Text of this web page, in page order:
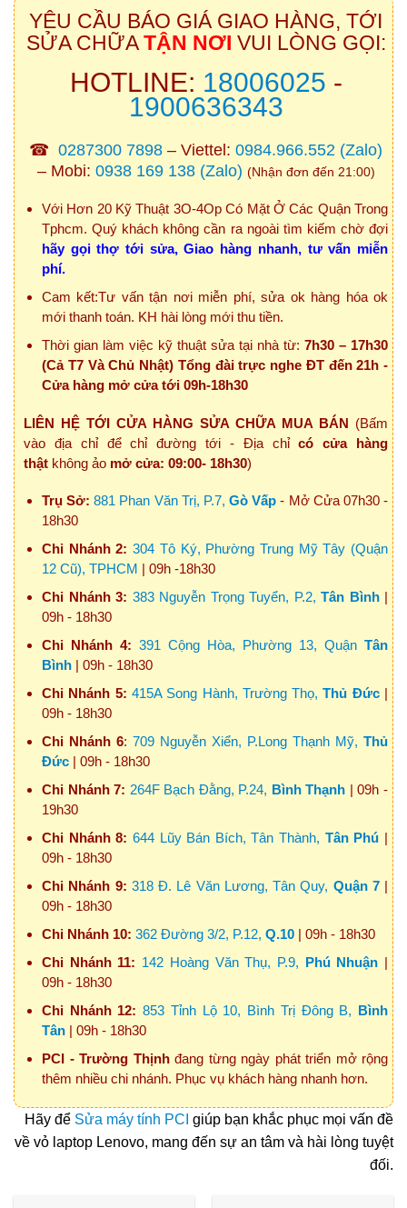
YÊU CẦU BÁO GIÁ GIAO HÀNG, TỚI
SỬA CHỮA TẬN NƠI VUI LÒNG GỌI:
HOTLINE: 18006025 -
1900636343
☎ 0287300 7898 – Viettel: 0984.966.552 (Zalo)
– Mobi: 0938 169 138 (Zalo) (Nhận đơn đến 21:00)
Với Hơn 20 Kỹ Thuật 3O-4Op Có Mặt Ở Các Quận Trong
Tphcm. Quý khách không cần ra ngoài tìm kiếm chờ đợi
hãy gọi thợ tới sửa, Giao hàng nhanh, tư vấn miễn
phí.
Cam kết:Tư vấn tận nơi miễn phí, sửa ok hàng hóa ok
mới thanh toán. KH hài lòng mới thu tiền.
Thời gian làm việc kỹ thuật sửa tại nhà từ: 7h30 – 17h30
(Cả T7 Và Chủ Nhật) Tổng đài trực nghe ĐT đến 21h -
Cửa hàng mở cửa tới 09h-18h30
LIÊN HỆ TỚI CỬA HÀNG SỬA CHỮA MUA BÁN (Bấm
vào địa chỉ để chỉ đường tới - Địa chỉcó cửa hàng
thật không ảo mở cửa: 09:00- 18h30)
Trụ Sở: 881 Phan Văn Trị, P.7,Gò Vấp - Mở Cửa 07h30 -
18h30
Chi Nhánh 2: 304 Tô Ký, Phường Trung Mỹ Tây (Quận
12 Cũ), TPHCM | 09h -18h30
Chi Nhánh 3: 383 Nguyễn Trọng Tuyển, P.2, Tân Bình|
09h - 18h30
Chi Nhánh 4: 391 Cộng Hòa, Phường 13, Quận Tân
Bình | 09h - 18h30
Chi Nhánh 5: 415A Song Hành, Trường Thọ,Thủ Đức|
09h - 18h30
Chi Nhánh 6: 709 Nguyễn Xiển, P.Long Thạnh Mỹ, Thủ
Đức | 09h - 18h30
Chi Nhánh 7: 264F Bạch Đằng, P.24, Bình Thạnh | 09h -
19h30
Chi Nhánh 8: 644 Lũy Bán Bích, Tân Thành, Tân Phú |
09h - 18h30
Chi Nhánh 9: 318 Đ. Lê Văn Lương, Tân Quy, Quận 7|
09h - 18h30
Chi Nhánh 10: 362 Đường 3/2, P.12, Q.10 | 09h - 18h30
Chi Nhánh 11: 142 Hoàng Văn Thụ, P.9, Phú Nhuận |
09h - 18h30
Chi Nhánh 12: 853 Tỉnh Lộ 10, Bình Trị Đông B, Bình
Tân | 09h - 18h30
PCI - Trường Thịnhđang từng ngày phát triển mở rộng
thêm nhiều chi nhánh. Phục vụ khách hàng nhanh hơn.
Hãy để Sửa máy tính PCI giúp bạn khắc phục mọi vấn đề
về vỏ laptop Lenovo, mang đến sự an tâm và hài lòng tuyệt
đối.